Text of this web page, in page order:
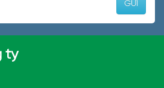
ty